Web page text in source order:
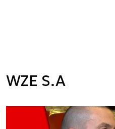
WZE S.A